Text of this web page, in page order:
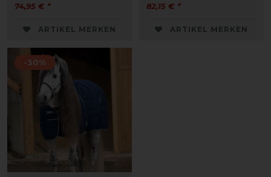
74,95 € *
ARTIKEL MERKEN
82,15 € *
ARTIKEL MERKEN
-30%